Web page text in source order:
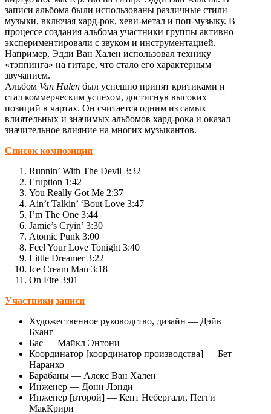
записи альбома были использованы различные стили
музыки, включая хард-рок, хеви-метал и поп-музыку. В
процессе создания альбома участники группы активно
экспериментировали с звуком и инструментацией.
Например, Эдди Ван Хален использовал технику
«тэппинга» на гитаре, что стало его характерным
звучанием.
Альбом Van Halen был успешно принят критиками и
стал коммерческим успехом, достигнув высоких
позиций в чартах. Он считается одним из самых
влиятельных и значимых альбомов хард-рока и оказал
значительное влияние на многих музыкантов.
Список композиции
Runnin’ With The Devil 3:32
Eruption 1:42
You Really Got Me 2:37
Ain’t Talkin’ ‘Bout Love 3:47
I’m The One 3:44
Jamie’s Cryin’ 3:30
Atomic Punk 3:00
Feel Your Love Tonight 3:40
Little Dreamer 3:22
Ice Cream Man 3:18
On Fire 3:01
Участники записи
Художественное руководство, дизайн — Дэйв
Бханг
Бас — Майкл Энтони
Координатор [координатор производства] — Бет
Наранхо
Барабаны — Алекс Ван Хален
Инженер — Донн Лэнди
Инженер [второй] — Кент Небергалл, Пегги
МакКрири